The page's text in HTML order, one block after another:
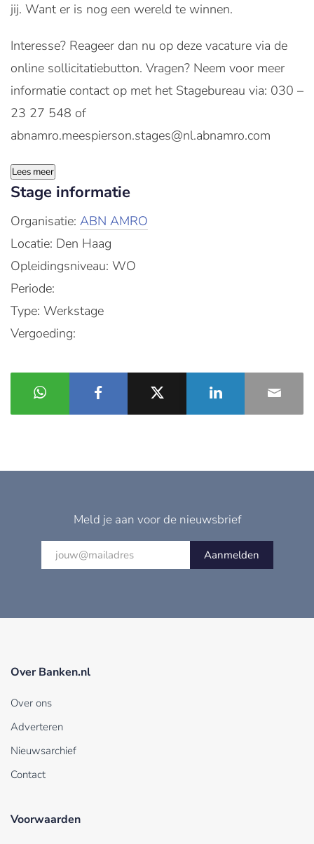
jij. Want er is nog een wereld te winnen.
Interesse? Reageer dan nu op deze vacature via de
online sollicitatiebutton. Vragen? Neem voor meer
informatie contact op met het Stagebureau via: 030 –
23 27 548 of
abnamro.meespierson.stages@nl.abnamro.com
Lees meer
Stage informatie
Organisatie: ABN AMRO
Locatie: Den Haag
Opleidingsniveau: WO
Periode:
Type: Werkstage
Vergoeding:
Meld je aan voor de nieuwsbrief
Aanmelden
Over Banken.nl
Over ons
Adverteren
Nieuwsarchief
Contact
Voorwaarden